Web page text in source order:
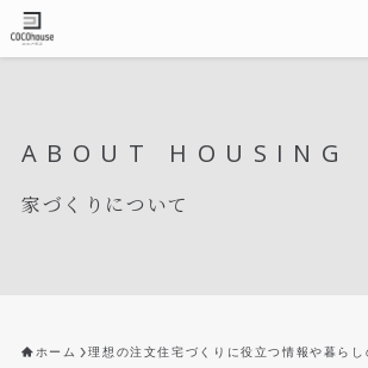
家づくりについて
ABOUT HOUSING
ホーム 理想の注文住宅づくりに役立つ情報や暮らし